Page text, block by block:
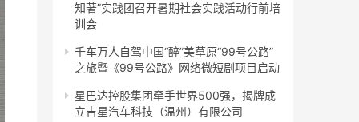
知著”实践团召开暑期社会实践活动行前培
训会
千车万人自驾中国“醉”美草原“99号公路”
之旅暨《99号公路》网络微短剧项目启动
星巴达控股集团牵手世界500强，揭牌成
立吉星汽车科技（温州）有限公司